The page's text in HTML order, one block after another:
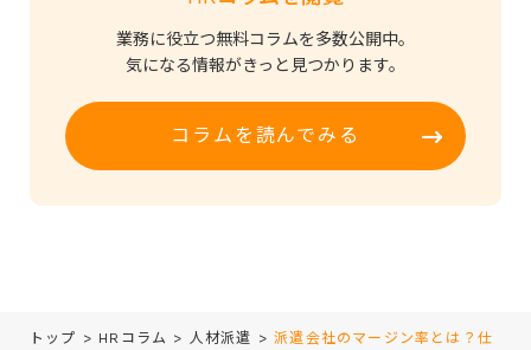
業務に役立つ無料コラムを多数公開中。
気になる情報がきっと見つかります。
コラムを読んでみる
トップ > HRコラム > 人材派遣 >派遣会社のマージン率とは？仕